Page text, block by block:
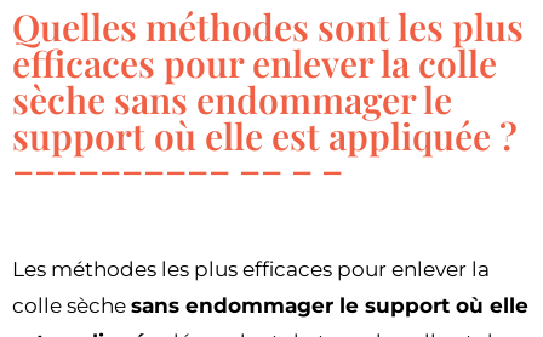
Quelles méthodes sont les plus
efficaces pour enlever la colle
sèche sans endommager le
support où elle est appliquée ?
Les méthodes les plus efficaces pour enlever la
colle sèche sans endommager le support où elle